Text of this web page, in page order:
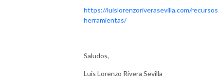
https://luislorenzoriverasevilla.com/
herramientas/
Saludos,
Luis Lorenzo Rivera Sevilla